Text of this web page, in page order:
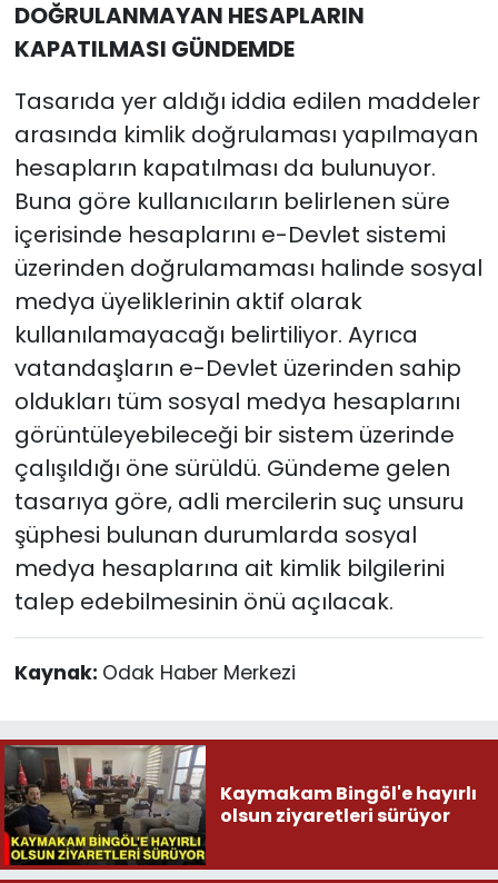
DOĞRULANMAYAN HESAPLARIN
KAPATILMASI GÜNDEMDE
Tasarıda yer aldığı iddia edilen maddeler
arasında kimlik doğrulaması yapılmayan
hesapların kapatılması da bulunuyor.
Buna göre kullanıcıların belirlenen süre
içerisinde hesaplarını e-Devlet sistemi
üzerinden doğrulamaması halinde sosyal
medya üyeliklerinin aktif olarak
kullanılamayacağı belirtiliyor. Ayrıca
vatandaşların e-Devlet üzerinden sahip
oldukları tüm sosyal medya hesaplarını
görüntüleyebileceği bir sistem üzerinde
çalışıldığı öne sürüldü. Gündeme gelen
tasarıya göre, adli mercilerin suç unsuru
şüphesi bulunan durumlarda sosyal
medya hesaplarına ait kimlik bilgilerini
talep edebilmesinin önü açılacak.
Kaynak: Odak Haber Merkezi
Kaymakam Bingöl'e hayırlı
olsun ziyaretleri sürüyor